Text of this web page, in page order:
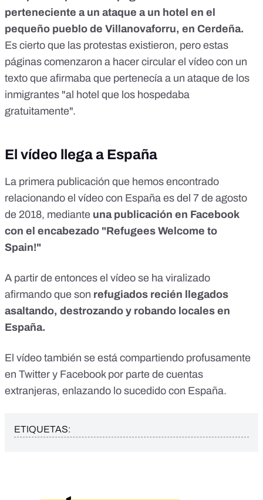
perteneciente a un ataque a un hotel en el
pequeño pueblo de Villanovaforru, en Cerdeña.
Es cierto que las protestas existieron, pero estas
páginas comenzaron a hacer circular el vídeo con un
texto que afirmaba que pertenecía a un ataque de los
inmigrantes "al hotel que los hospedaba
gratuitamente".
El vídeo llega a España
La primera publicación que hemos encontrado
relacionando el vídeo con España es del 7 de agosto
de 2018, mediante una publicación en Facebook
con el encabezado "Refugees Welcome to
Spain!"
A partir de entonces el vídeo se ha viralizado
afirmando que son refugiados recién llegados
asaltando, destrozando y robando locales en
España.
El vídeo también se está compartiendo profusamente
en Twitter y Facebook por parte de cuentas
extranjeras, enlazando lo sucedido con España.
ETIQUETAS: